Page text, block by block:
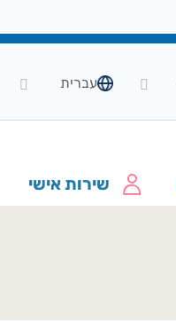
עברית
שירות אישי